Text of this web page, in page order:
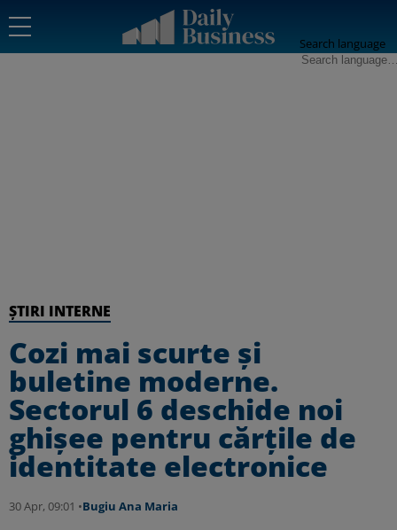
Search language
ȘTIRI INTERNE
Cozi mai scurte și
buletine moderne.
Sectorul 6 deschide noi
ghișee pentru cărțile de
identitate electronice
30 Apr, 09:01 •Bugiu ⁠Ana Maria